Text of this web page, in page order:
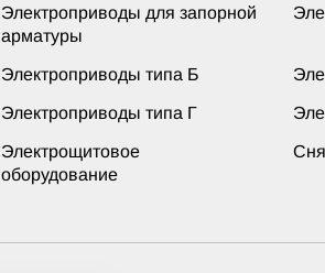
Электроприводы для запорной
арматуры
Электроприводы типа Б
Электроприводы типа Г
Электрощитовое
оборудование